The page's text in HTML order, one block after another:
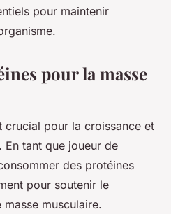
pour maintenir
pour la masse
crucial pour la croissance et
En tant que joueur de
des protéines
pour soutenir le
musculaire.